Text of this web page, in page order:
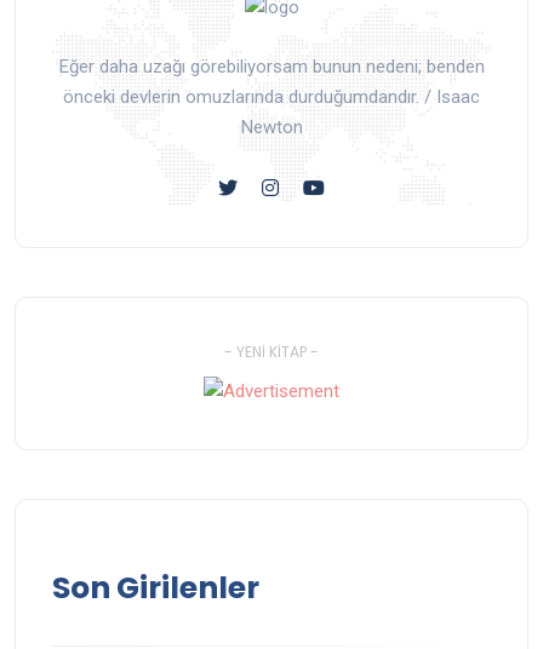
Eğer daha uzağı görebiliyorsam bunun nedeni; benden
önceki devlerin omuzlarında durduğumdandır. / Isaac
Newton
- YENI KITAP -
Son Girilenler